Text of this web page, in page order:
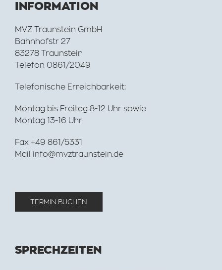
INFORMATION
MVZ Traunstein GmbH
Bahnhofstr 27
83278 Traunstein
Telefon 0861/2049
Telefonische Erreichbarkeit:
Montag bis Freitag 8-12 Uhr sowie
Montag 13-16 Uhr
Fax +49 861/5331
Mail info@mvztraunstein.de
TERMIN BUCHEN
SPRECHZEITEN